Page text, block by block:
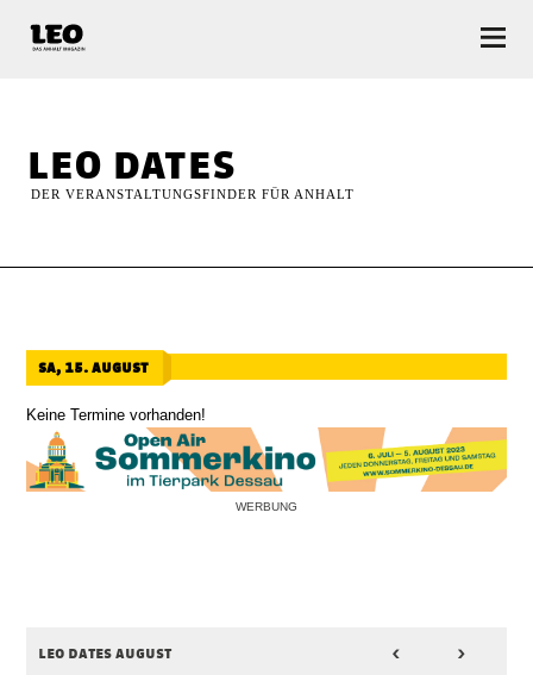
leo dates
DER VERANSTALTUNGSFINDER FÜR ANHALT
sa, 15. august
Keine Termine vorhanden!
WERBUNG
leo dates august < >